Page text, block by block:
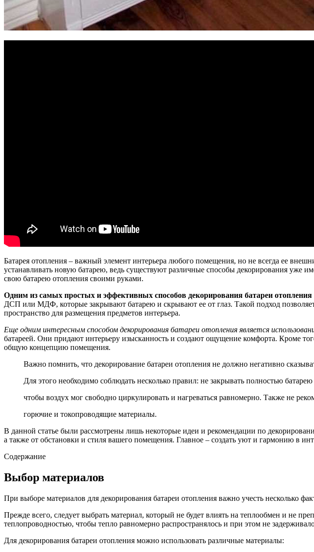
Батарея отопления – важный элемент интерьера любого помещения, но не всегда ее
устанавливать новую батарею, ведь существуют различные способы декорирования уже
свою батарею отопления своими руками.
Одним из самых простых и эффективных способов декорирования батареи отопления
ДСП или МДФ, которые закрывают батарею и скрывают ее от глаз. Такой подход
пространство для размещения предметов интерьера.
Еще одним интересным способом декорирования батареи отопления является
батареей. Они придают интерьеру изысканность и создают ощущение комфорта. Кроме
общую концепцию помещения.
Важно помнить, что декорирование батареи отопления не должно негативно
Для этого необходимо соблюдать несколько правил: не закрывать полностью
чтобы воздух мог свободно циркулировать и нагреваться равномерно. Также не
горючие и токопроводящие материалы.
В данной статье были рассмотрены лишь некоторые идеи и рекомендации по
а также от обстановки и стиля вашего помещения. Главное – создать уют и гармонию в
Содержание
Выбор материалов
При выборе материалов для декорирования батареи отопления важно учесть несколько
Прежде всего, следует выбрать материал, который не будет влиять на теплообмен и не
теплопроводностью, чтобы тепло равномерно распространялось и при этом не
Для декорирования батареи отопления можно использовать различные материалы: